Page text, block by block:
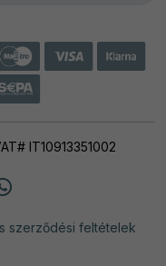
IT10913351002
szerződési feltételek